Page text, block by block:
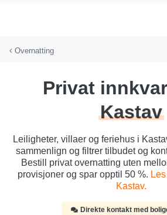
Overnatting
Privat
Kastav
Leiligheter, villaer og feriehus i
sammenlign og filtrer tilbudet og
Bestill privat overnatting uten
provisjoner og spar opptil 50 %.
Kastav.
Direkte kontakt med